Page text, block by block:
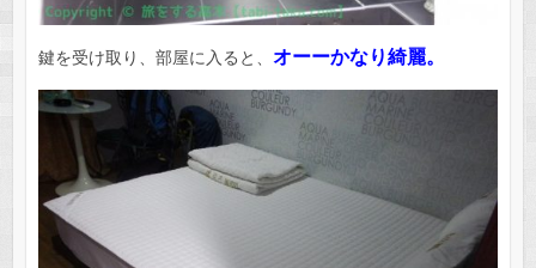
鍵を受け取り、部屋に入ると、 オーーかなり綺麗。